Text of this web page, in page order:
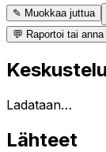
✎ Muokkaa juttua
💬 Raportoi tai
Keskustelu
Ladataan…
Lähteet